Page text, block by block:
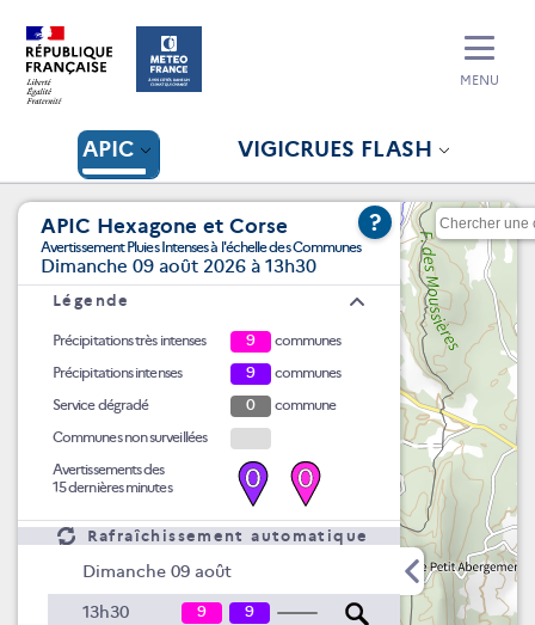
APIC VIGICRUES FLASH
MENU
APIC Hexagone et Corse
Avertissement Pluies Intenses à l'échelle des Communes
Dimanche 09 août 2026 à 13h30
?
Légende
Précipitations très intenses 9
communes
Précipitations intenses
9
communes
Service dégradé
0
commune
Communes non surveillées
Avertissements des
15 dernières minutes
0 0
Rafraîchissement automatique
Dimanche 09 août
13h30 9 9